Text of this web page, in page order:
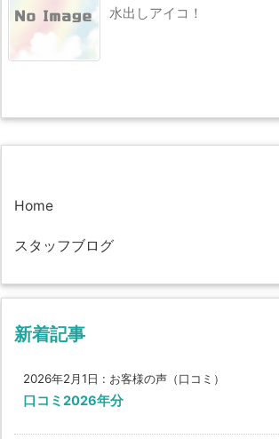
水出しアイコ！
Home
スタッフブログ
新着記事
2026年2月1日 : お客様の声（口コミ）
口コミ2026年分